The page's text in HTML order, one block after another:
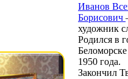
Иванов
Борисович
художник
Родился в
Беломорске
1950 года.
Закончил